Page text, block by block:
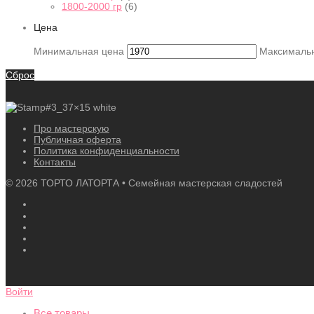
1800-2000 гр (6)
Цена
Минимальная цена
Сброс
Про мастерскую
Публичная оферта
Политика конфиденциальности
Контакты
© 2026 ТОРТО ЛАТОРТА • Семейная мастерская сладостей
Войти